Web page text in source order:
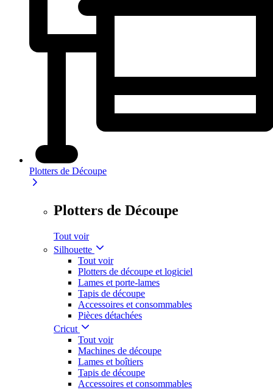
Plotters de Découpe
Plotters de Découpe
Tout voir
Silhouette
Tout voir
Plotters de découpe et logiciel
Lames et porte-lames
Tapis de découpe
Accessoires et consommables
Pièces détachées
Cricut
Tout voir
Machines de découpe
Lames et boîtiers
Tapis de découpe
Accessoires et consommables